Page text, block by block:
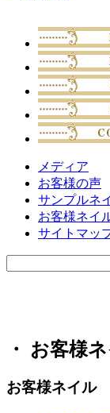
メディア
お客様の声
サンプルネ
お客様ネイ
サイトマッ
・ お客様
お客様ネイル